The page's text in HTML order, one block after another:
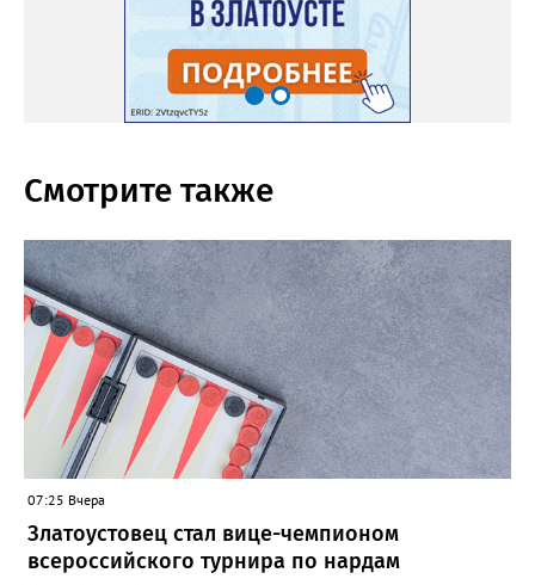
Смотрите также
07:25 Вчера
Златоустовец стал вице-чемпионом
всероссийского турнира по нардам